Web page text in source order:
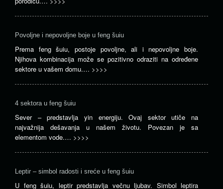
Povoljne i nepovoljne boje u feng šuiu
Prema feng šuiu, postoje povoljne, ali i nepovoljne boje.
Njihova kombinacija može se pozitivno odraziti na određene
sektore u vašem domu.… >>>>
4 sektora u feng šuiu
Sever – predstavlja yin energiju. Ovaj sektor utiče na
najvažnija dešavanja u našem životu. Povezan je sa
elementom vode.… >>>>
Leptir – simbol radosti i sreće u feng šuiu
U feng šuiu, leptir predstavlja večnu ljubav. Simbol leptira